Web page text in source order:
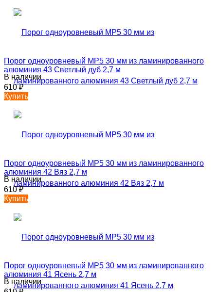
Порог одноуровневый MP5 30 мм из ламинированного
алюминия 43 Светлый дуб 2,7 м
В наличии
610₽
Купить
Порог одноуровневый MP5 30 мм из ламинированного
алюминия 42 Вяз 2,7 м
В наличии
610₽
Купить
Порог одноуровневый MP5 30 мм из ламинированного
алюминия 41 Ясень 2,7 м
В наличии